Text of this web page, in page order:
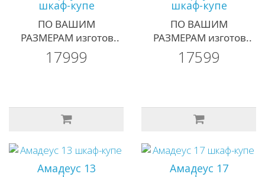
шкаф-купе
ПО ВАШИМ
РАЗМЕРАМ изготов..
17999
шкаф-купе
ПО ВАШИМ
РАЗМЕРАМ изготов..
17599
Амадеус 13 Амадеус 17